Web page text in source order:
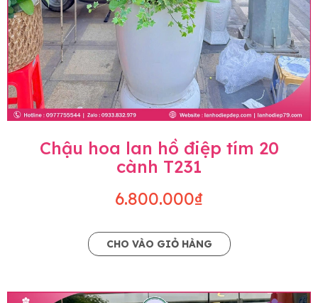
Chậu hoa lan hồ điệp tím 20
cành T231
6.800.000₫
CHO VÀO GIỎ HÀNG